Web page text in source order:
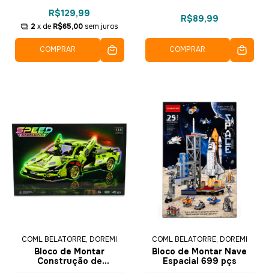
3401 - COGO Dorémi
R$129,99
2 x de R$65,00 sem juros
COMPRAR
R$89,99
COMPRAR
COML BELATORRE, DOREMI
Bloco de Montar
Construção de
COML BELATORRE, DOREMI
Bloco de Montar Nave
Espacial 699 pçs